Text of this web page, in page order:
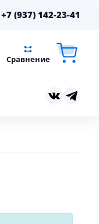
+7 (937) 142-23-41
Сравнение